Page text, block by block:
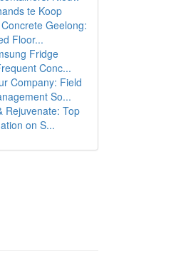
te Koop
Geelong:
Floor...
Fridge
Conc...
Company: Field
So...
Rejuvenate: Top
on S...